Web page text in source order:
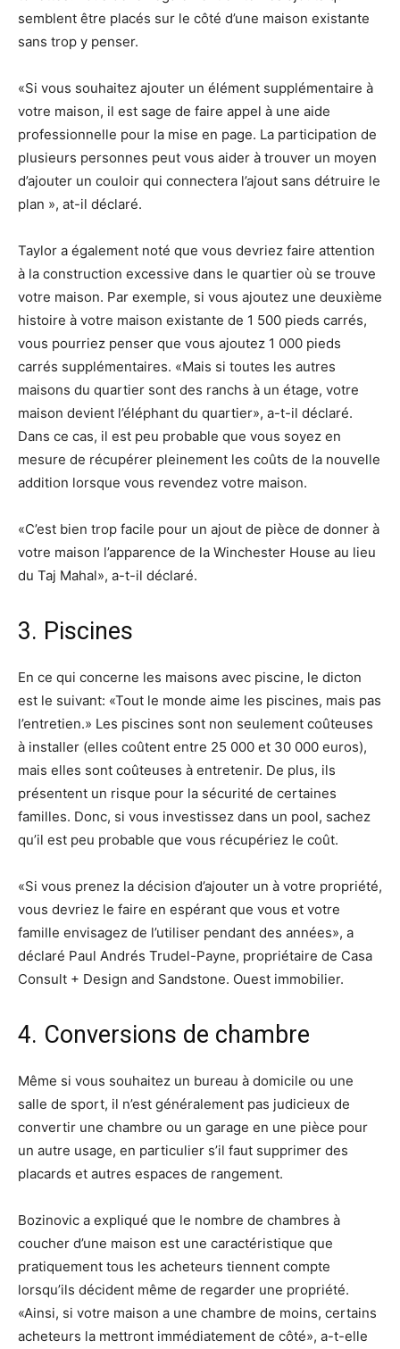
semblent être placés sur le côté d’une maison existante
sans trop y penser.
«Si vous souhaitez ajouter un élément supplémentaire à
votre maison, il est sage de faire appel à une aide
professionnelle pour la mise en page. La participation de
plusieurs personnes peut vous aider à trouver un moyen
d’ajouter un couloir qui connectera l’ajout sans détruire le
plan », at-il déclaré.
Taylor a également noté que vous devriez faire attention
à la construction excessive dans le quartier où se trouve
votre maison. Par exemple, si vous ajoutez une deuxième
histoire à votre maison existante de 1 500 pieds carrés,
vous pourriez penser que vous ajoutez 1 000 pieds
carrés supplémentaires. «Mais si toutes les autres
maisons du quartier sont des ranchs à un étage, votre
maison devient l’éléphant du quartier», a-t-il déclaré.
Dans ce cas, il est peu probable que vous soyez en
mesure de récupérer pleinement les coûts de la nouvelle
addition lorsque vous revendez votre maison.
«C’est bien trop facile pour un ajout de pièce de donner à
votre maison l’apparence de la Winchester House au lieu
du Taj Mahal», a-t-il déclaré.
3. Piscines
En ce qui concerne les maisons avec piscine, le dicton
est le suivant: «Tout le monde aime les piscines, mais pas
l’entretien.» Les piscines sont non seulement coûteuses
à installer (elles coûtent entre 25 000 et 30 000 euros),
mais elles sont coûteuses à entretenir. De plus, ils
présentent un risque pour la sécurité de certaines
familles. Donc, si vous investissez dans un pool, sachez
qu’il est peu probable que vous récupériez le coût.
«Si vous prenez la décision d’ajouter un à votre propriété,
vous devriez le faire en espérant que vous et votre
famille envisagez de l’utiliser pendant des années», a
déclaré Paul Andrés Trudel-Payne, propriétaire de Casa
Consult + Design and Sandstone. Ouest immobilier.
4. Conversions de chambre
Même si vous souhaitez un bureau à domicile ou une
salle de sport, il n’est généralement pas judicieux de
convertir une chambre ou un garage en une pièce pour
un autre usage, en particulier s’il faut supprimer des
placards et autres espaces de rangement.
Bozinovic a expliqué que le nombre de chambres à
coucher d’une maison est une caractéristique que
pratiquement tous les acheteurs tiennent compte
lorsqu’ils décident même de regarder une propriété.
«Ainsi, si votre maison a une chambre de moins, certains
acheteurs la mettront immédiatement de côté», a-t-elle